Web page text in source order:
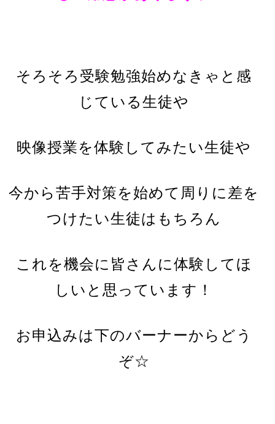
そろそろ受験勉強始めなきゃと感
じている生徒や
映像授業を体験してみたい生徒や
今から苦手対策を始めて周りに差を
つけたい生徒はもちろん
これを機会に皆さんに体験してほ
しいと思っています！
お申込みは下のバーナーからどう
ぞ☆